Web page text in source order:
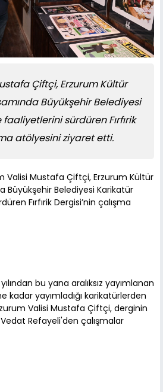
Çiftçi, Erzurum Kültür
Büyükşehir Belediyesi
sürdüren Fırfırik
atölyesini ziyaret etti.
Valisi Mustafa Çiftçi, Erzurum Kültür
Büyükşehir Belediyesi Karikatür
Fırfırik Dergisi’nin çalışma
bu yana aralıksız yayımlanan
kadar yayımladığı karikatürlerden
Valisi Mustafa Çiftçi, derginin
Refayeli'den çalışmalar